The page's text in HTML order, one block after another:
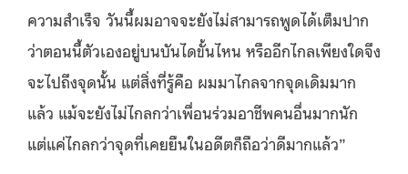
ความสำเร็จ วันนี้ผมอาจจะยังไม่สามารถพูดได้เต็มปาก
ว่าตอนนี้ตัวเองอยู่บนบันไดขั้นไหน หรืออีกไกลเพียงใดจึง
จะไปถึงจุดนั้น แต่สิ่งที่รู้คือ ผมมาไกลจากจุดเดิมมาก
แล้ว แม้จะยังไม่ไกลกว่าเพื่อนร่วมอาชีพคนอื่นมากนัก
แต่แค่ไกลกว่าจุดที่เคยยืนในอดีตก็ถือว่าดีมากแล้ว”